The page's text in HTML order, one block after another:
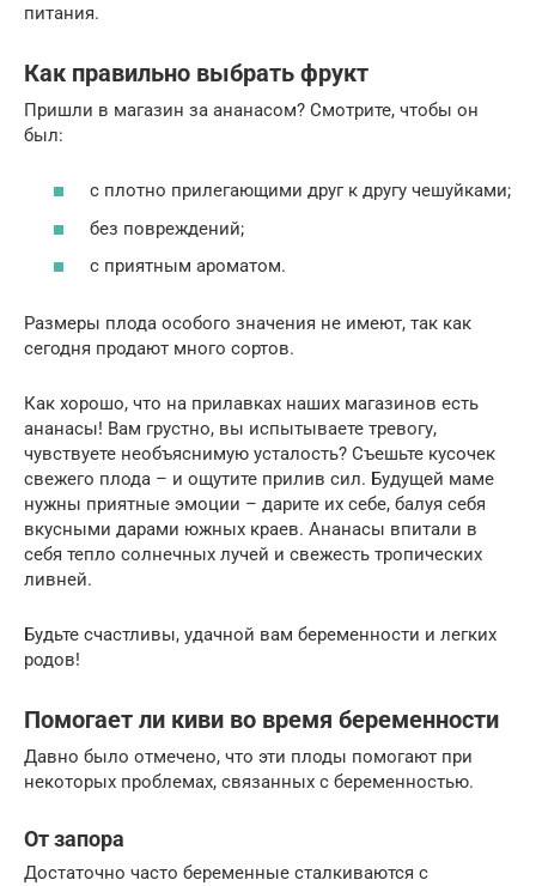
питания.
Как правильно выбрать фрукт
Пришли в магазин за ананасом? Смотрите, чтобы он
был:
с плотно прилегающими друг к другу чешуйками;
без повреждений;
с приятным ароматом.
Размеры плода особого значения не имеют, так как
сегодня продают много сортов.
Как хорошо, что на прилавках наших магазинов есть
ананасы! Вам грустно, вы испытываете тревогу,
чувствуете необъяснимую усталость? Съешьте кусочек
свежего плода – и ощутите прилив сил. Будущей маме
нужны приятные эмоции – дарите их себе, балуя себя
вкусными дарами южных краев. Ананасы впитали в
себя тепло солнечных лучей и свежесть тропических
ливней.
Будьте счастливы, удачной вам беременности и легких
родов!
Помогает ли киви во время беременности
Давно было отмечено, что эти плоды помогают при
некоторых проблемах, связанных с беременностью.
От запора
Достаточно часто беременные сталкиваются с